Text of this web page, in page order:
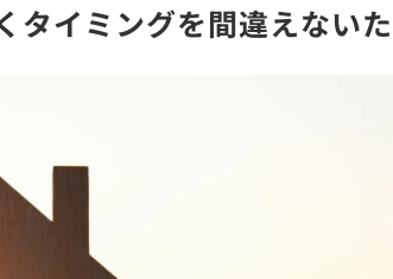
タイミングを間違えない